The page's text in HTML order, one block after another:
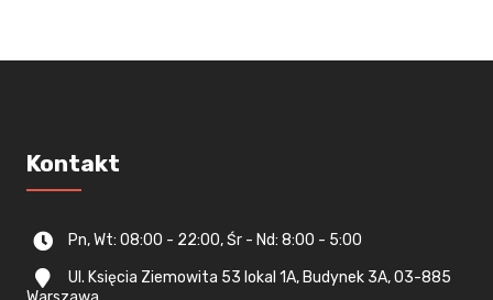
Kontakt
Pn, Wt: 08:00 - 22:00, Śr - Nd: 8:00 - 5:00
Ul. Księcia Ziemowita 53 lokal 1A, Budynek 3A, 03-885